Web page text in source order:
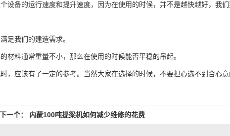
备的运行速度和提升速度，因为在使用的时候，并不是越快越好，我
我们的建造需求。
料通常重量不小，那么在使用的时候能否平稳的吊起。
应该有了一定的参考。当然大家在选择的时候，不要担心选不到合心意
下一个： 内蒙100吨提梁机如何减少维修的花费